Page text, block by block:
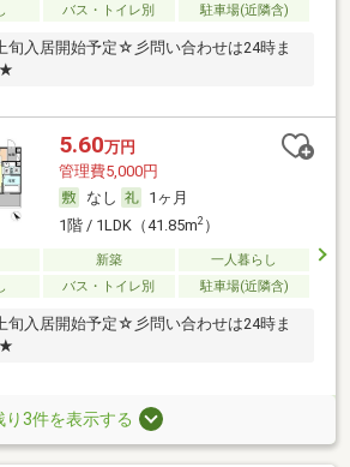
バス・トイレ別 駐車場(近隣含)
旬入居開始予定☆彡問い合わせは24時ま
★
5.60万円
管理費5,000円
なし
1ヶ月
1階 / 1LDK（41.85m2）
新築
一人暮らし
バス・トイレ別 駐車場(近隣含)
旬入居開始予定☆彡問い合わせは24時ま
★
り3件を表示する